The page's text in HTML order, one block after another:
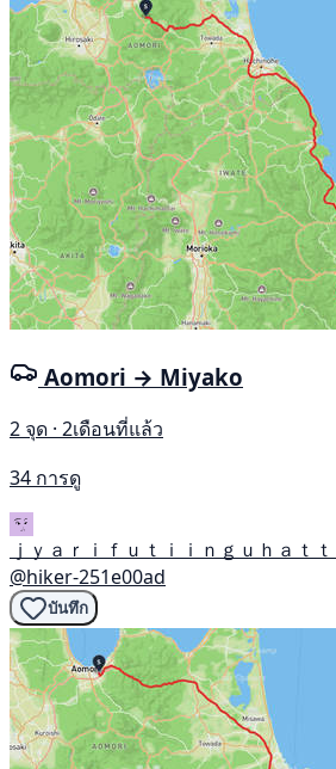
Aomori → Miyako
2 จุด · 2เดือนที่แล้ว
34 การดู
ｊｙａｒｉｆｕｔｉｉｎｇｕｈａｔ
@hiker-251e00ad
บันทึก